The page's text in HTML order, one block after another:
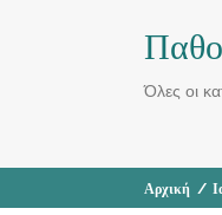
Όλες οι
Αρχική /